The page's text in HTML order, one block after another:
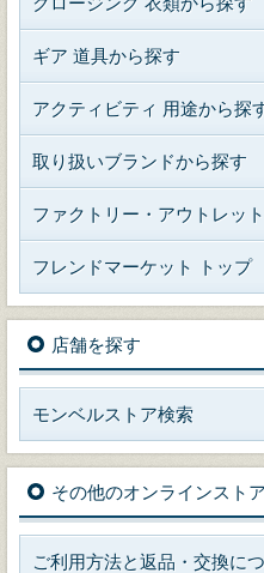
ギア 道具から探す
アクティビティ 用途から探
取り扱いブランドから探す
ファクトリー・アウトレッ
フレンドマーケット トップ
店舗を探す
モンベルストア検索
その他のオンラインスト
ご利用方法と返品・交換に